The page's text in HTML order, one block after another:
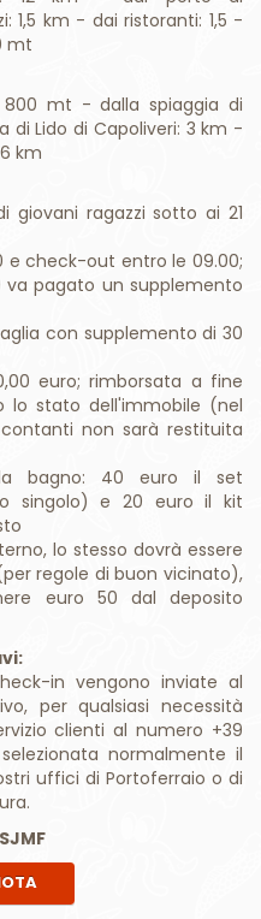
mt - dalla spiaggia di
di Lido di Capoliveri: 3 km -
km
ragazzi sotto ai 21
e check-out entro le 09.00;
va pagato un supplemento
con supplemento di 30
euro; rimborsata a fine
lo stato dell'immobile (nel
non sarà restituita
bagno: 40 euro il set
singolo) e 20 euro il kit
lo stesso dovrà essere
regole di buon vicinato),
euro 50 dal deposito
in vengono inviate al
per qualsiasi necessità
clienti al numero +39
normalmente il
uffici di Portoferraio o di
immediata?